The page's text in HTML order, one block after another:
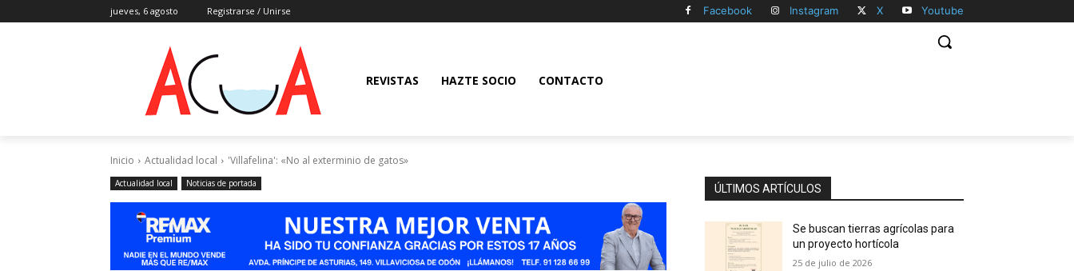
jueves, 6 agosto Registrarse / Unirse Facebook Instagram X Youtube
REVISTAS HAZTE SOCIO CONTACTO
Inicio Actualidad local 'Villafelina': «No al exterminio de gatos»
Actualidad local Noticias de portada ÚLTIMOS ARTÍCULOS
Se buscan tierras agrícolas para
un proyecto hortícola
25 de julio de 2026